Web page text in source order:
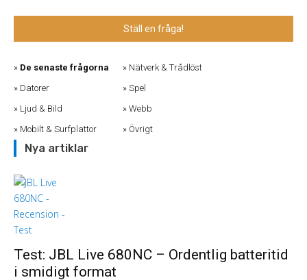
Ställ en fråga!
De senaste frågorna
Datorer
Ljud & Bild
Mobilt & Surfplattor
Nätverk & Trådlöst
Spel
Webb
Övrigt
Nya artiklar
Test: JBL Live 680NC – Ordentlig batteritid
i smidigt format